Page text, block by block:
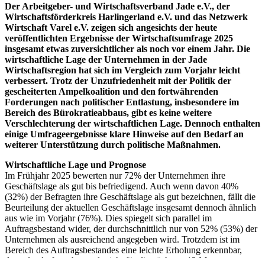
Der Arbeitgeber- und Wirtschaftsverband Jade e.V., der
Wirtschaftsförderkreis Harlingerland e.V. und das Netzwerk
Wirtschaft Varel e.V. zeigen sich angesichts der heute
veröffentlichten Ergebnisse der Wirtschaftsumfrage 2025
insgesamt etwas zuversichtlicher als noch vor einem Jahr. Die
wirtschaftliche Lage der Unternehmen in der Jade
Wirtschaftsregion hat sich im Vergleich zum Vorjahr leicht
verbessert. Trotz der Unzufriedenheit mit der Politik der
gescheiterten Ampelkoalition und den fortwährenden
Forderungen nach politischer Entlastung, insbesondere im
Bereich des Bürokratieabbaus, gibt es keine weitere
Verschlechterung der wirtschaftlichen Lage. Dennoch enthalten
einige Umfrageergebnisse klare Hinweise auf den Bedarf an
weiterer Unterstützung durch politische Maßnahmen.
Wirtschaftliche Lage und Prognose
Im Frühjahr 2025 bewerten nur 72% der Unternehmen ihre
Geschäftslage als gut bis befriedigend. Auch wenn davon 40%
(32%) der Befragten ihre Geschäftslage als gut bezeichnen, fällt die
Beurteilung der aktuellen Geschäftslage insgesamt dennoch ähnlich
aus wie im Vorjahr (76%). Dies spiegelt sich parallel im
Auftragsbestand wider, der durchschnittlich nur von 52% (53%) der
Unternehmen als ausreichend angegeben wird. Trotzdem ist im
Bereich des Auftragsbestandes eine leichte Erholung erkennbar,